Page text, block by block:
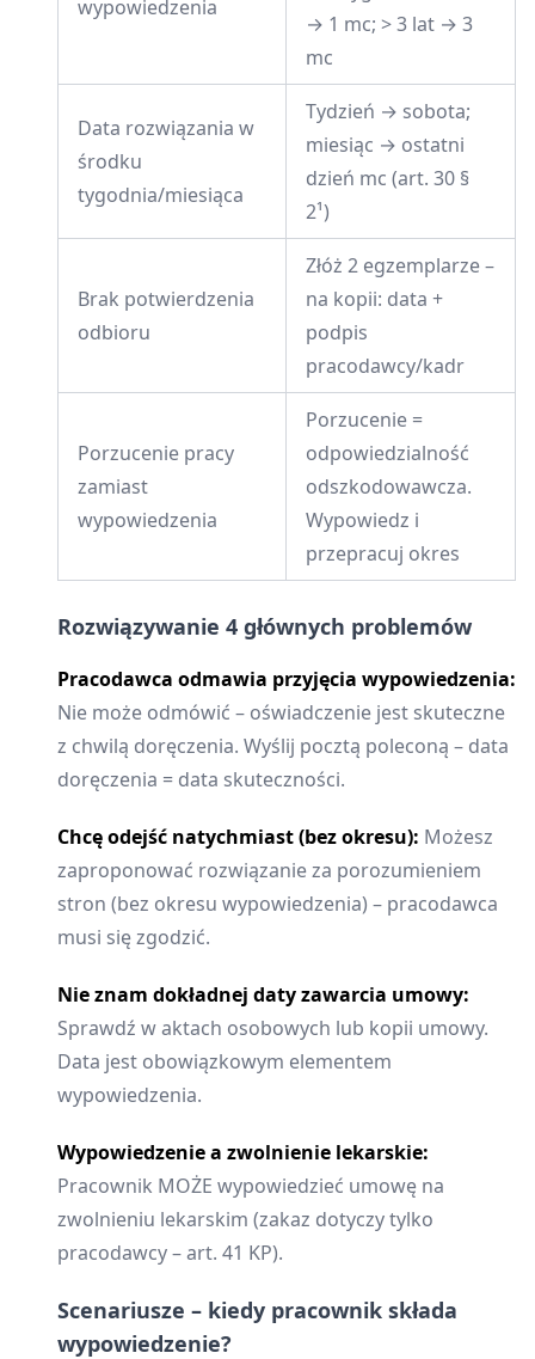
wypowiedzenia
→ 1 mc; > 3 lat → 3
mc
Data rozwiązania w
środku
tygodnia/miesiąca
Tydzień → sobota;
miesiąc → ostatni
dzień mc (art. 30 §
2¹)
Brak potwierdzenia
odbioru
Złóż 2 egzemplarze –
na kopii: data +
podpis
pracodawcy/kadr
Porzucenie pracy
zamiast
wypowiedzenia
Porzucenie =
odpowiedzialność
odszkodowawcza.
Wypowiedz i
przepracuj okres
Rozwiązywanie 4 głównych problemów
Pracodawca odmawia przyjęcia wypowiedzenia:
Nie może odmówić – oświadczenie jest skuteczne
z chwilą doręczenia. Wyślij pocztą poleconą – data
doręczenia = data skuteczności.
Chcę odejść natychmiast (bez okresu): Możesz
zaproponować rozwiązanie za porozumieniem
stron (bez okresu wypowiedzenia) – pracodawca
musi się zgodzić.
Nie znam dokładnej daty zawarcia umowy:
Sprawdź w aktach osobowych lub kopii umowy.
Data jest obowiązkowym elementem
wypowiedzenia.
Wypowiedzenie a zwolnienie lekarskie:
Pracownik MOŻE wypowiedzieć umowę na
zwolnieniu lekarskim (zakaz dotyczy tylko
pracodawcy – art. 41 KP).
Scenariusze – kiedy pracownik składa
wypowiedzenie?